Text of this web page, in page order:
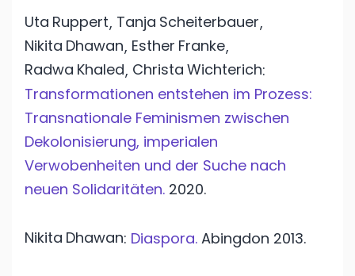
Uta Ruppert, Tanja Scheiterbauer,
Nikita Dhawan, Esther Franke,
Radwa Khaled, Christa Wichterich:
Transformationen entstehen im Prozess:
Transnationale Feminismen zwischen
Dekolonisierung, imperialen
Verwobenheiten und der Suche nach
neuen Solidaritäten. 2020.
Nikita Dhawan: Diaspora. Abingdon 2013.